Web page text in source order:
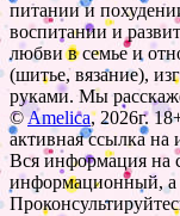
питании и
воспитании и
любви в семье и
(шитье, вязание),
руками. Мы
©Amelica, 2026г.
активная ссылка на
Вся информация на
информационный, а